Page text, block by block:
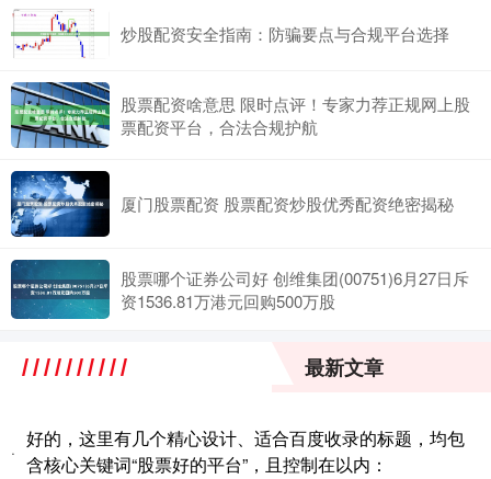
炒股配资安全指南：防骗要点与合规平台选择
股票配资啥意思 限时点评！专家力荐正规网上股
票配资平台，合法合规护航
厦门股票配资 股票配资炒股优秀配资绝密揭秘
股票哪个证券公司好 创维集团(00751)6月27日斥
资1536.81万港元回购500万股
最新文章
·
好的，这里有几个精心设计、适合百度收录的标题，均包
含核心关键词“股票好的平台”，且控制在以内：